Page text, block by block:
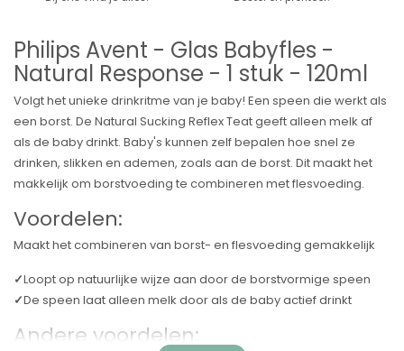
Philips Avent - Glas Babyfles -
Natural Response - 1 stuk - 120ml
Volgt het unieke drinkritme van je baby! Een speen die werkt als
een borst. De Natural Sucking Reflex Teat geeft alleen melk af
als de baby drinkt. Baby's kunnen zelf bepalen hoe snel ze
drinken, slikken en ademen, zoals aan de borst. Dit maakt het
makkelijk om borstvoeding te combineren met flesvoeding.
Voordelen:
Maakt het combineren van borst- en flesvoeding gemakkelijk
✓Loopt op natuurlijke wijze aan door de borstvormige speen
✓De speen laat alleen melk door als de baby actief drinkt
Andere voordelen: